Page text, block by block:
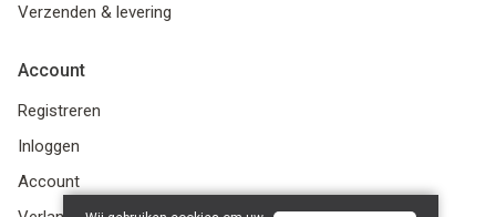
Verzenden & levering
Account
Registreren
Inloggen
Account